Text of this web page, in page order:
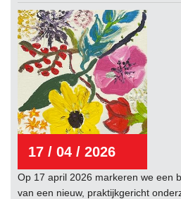
17 / 04 / 2026
Op 17 april 2026 markeren we een
van een nieuw, praktijkgericht